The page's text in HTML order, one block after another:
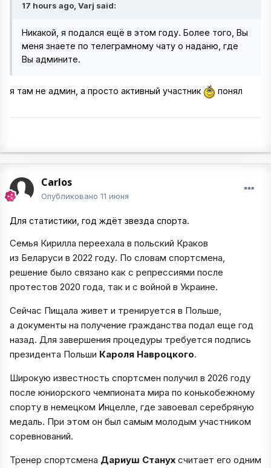
17 hours ago, Varj said:
Никакой, я подался ещё в этом году. Более того, Вы
меня знаете по телеграмному чату о наданю, где
Вы админите.
я там не админ, а просто активный участник понял
Carlos
Опубликовано 11 июня
Для статистики, год ждёт звезда спорта.
Семья Кирилла переехала в польский Краков
из Беларуси в 2022 году. По словам спортсмена,
решение было связано как с репрессиями после
протестов 2020 года, так и с войной в Украине.
Сейчас Пищала живет и тренируется в Польше,
а документы на получение гражданства подал еще год
назад. Для завершения процедуры требуется подпись
президента Польши Кароля Навроцкого.
Широкую известность спортсмен получил в 2026 году
после юниорского чемпионата мира по конькобежному
спорту в немецком Инцелле, где завоевал серебряную
медаль. При этом он был самым молодым участником
соревнований.
Тренер спортсмена Дариуш Станух считает его одним